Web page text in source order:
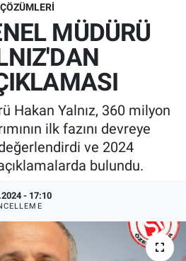
MÜDÜRÜ
Hakan Yalnız, 360 milyon
ilk fazını devreye
değerlendirdi ve 2024
bulundu.
- 17:10